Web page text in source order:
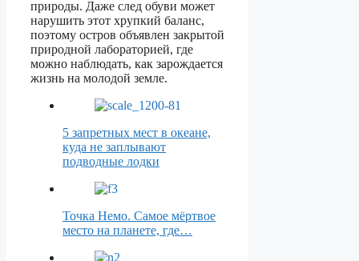
природы. Даже след обуви может
нарушить этот хрупкий баланс,
поэтому остров объявлен закрытой
природной лабораторией, где
можно наблюдать, как зарождается
жизнь на молодой земле.
5 запретных мест в океане,
куда не заплывают
подводные лодки
Точка Немо. Самое мёртвое
место на планете, где…